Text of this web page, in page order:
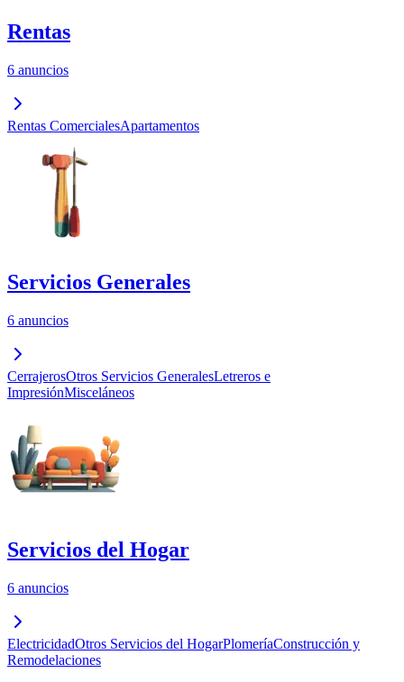
Rentas
6 anuncios
Rentas ComercialesApartamentos
Servicios Generales
6 anuncios
CerrajerosOtros Servicios GeneralesLetreros e
ImpresiónMisceláneos
Servicios del Hogar
6 anuncios
ElectricidadOtros Servicios del HogarPlomeríaConstrucción y
Remodelaciones